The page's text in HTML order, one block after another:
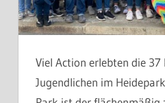
Viel Action erlebten die 37
Jugendlichen im